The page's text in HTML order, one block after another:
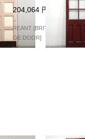
204,064 円
REANT [BRITISH VINTA
GE DOOR]